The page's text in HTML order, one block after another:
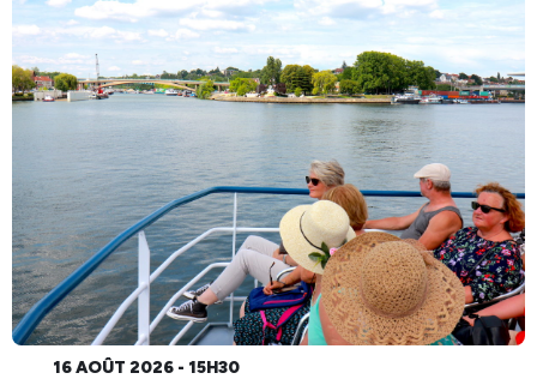
16 AOÛT 2026 - 15H30